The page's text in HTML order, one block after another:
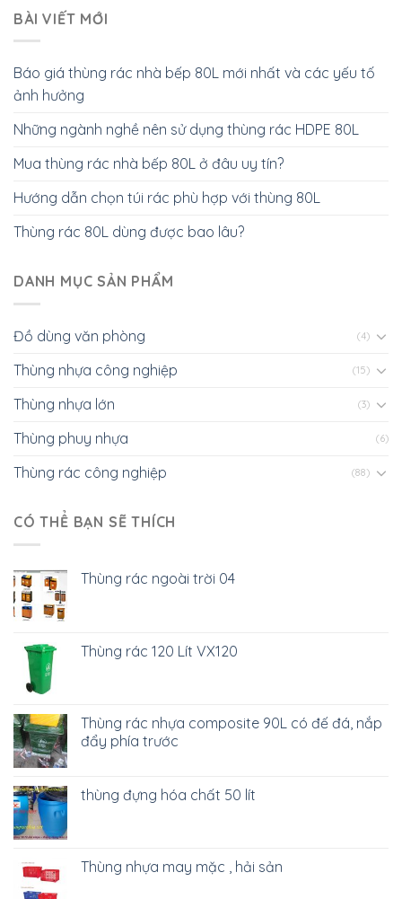
BÀI VIẾT MỚI
Báo giá thùng rác nhà bếp 80L mới nhất và các yếu tố
ảnh hưởng
Những ngành nghề nên sử dụng thùng rác HDPE 80L
Mua thùng rác nhà bếp 80L ở đâu uy tín?
Hướng dẫn chọn túi rác phù hợp với thùng 80L
Thùng rác 80L dùng được bao lâu?
DANH MỤC SẢN PHẨM
Đồ dùng văn phòng (4)
Thùng nhựa công nghiệp (15)
Thùng nhựa lớn (3)
Thùng phuy nhựa (6)
Thùng rác công nghiệp (88)
CÓ THỂ BẠN SẼ THÍCH
Thùng rác ngoài trời 04
Thùng rác 120 Lít VX120
Thùng rác nhựa composite 90L có đế đá, nắp
đẩy phía trước
thùng đựng hóa chất 50 lít
Thùng nhựa may mặc , hải sản